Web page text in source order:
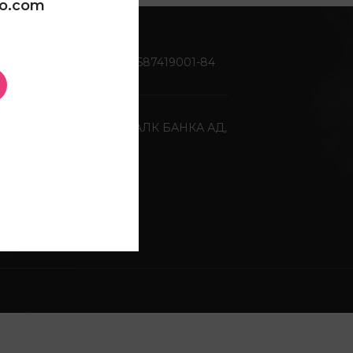
270-0587419001-84
ХАЛК БАНКА АД,